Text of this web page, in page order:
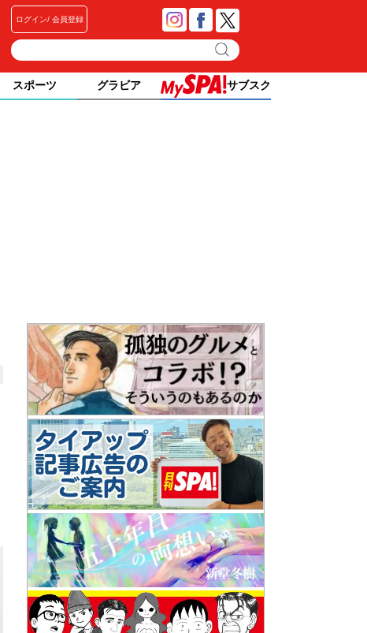
ログイン 会員登録
スポーツ グラビア サブスク